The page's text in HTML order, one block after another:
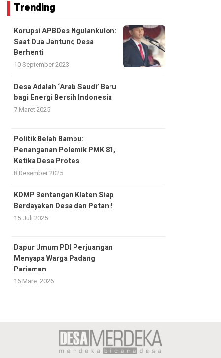
Trending
Korupsi APBDes Ngulankulon:
Saat Dua Jantung Desa
Berhenti
10 September 2023
Desa Adalah ‘Arab Saudi’ Baru
bagi Energi Bersih Indonesia
7 Maret 2025
Politik Belah Bambu:
Penanganan Polemik PMK 81,
Ketika Desa Protes
8 Desember 2025
KDMP Bentangan Klaten Siap
Berdayakan Desa dan Petani!
15 Juli 2025
Dapur Umum PDI Perjuangan
Menyapa Warga Padang
Pariaman
16 Maret 2026